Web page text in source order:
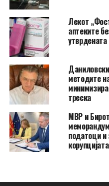
Лекот
аптеките
методите
треска
МВР и
податоци и
корупцијата